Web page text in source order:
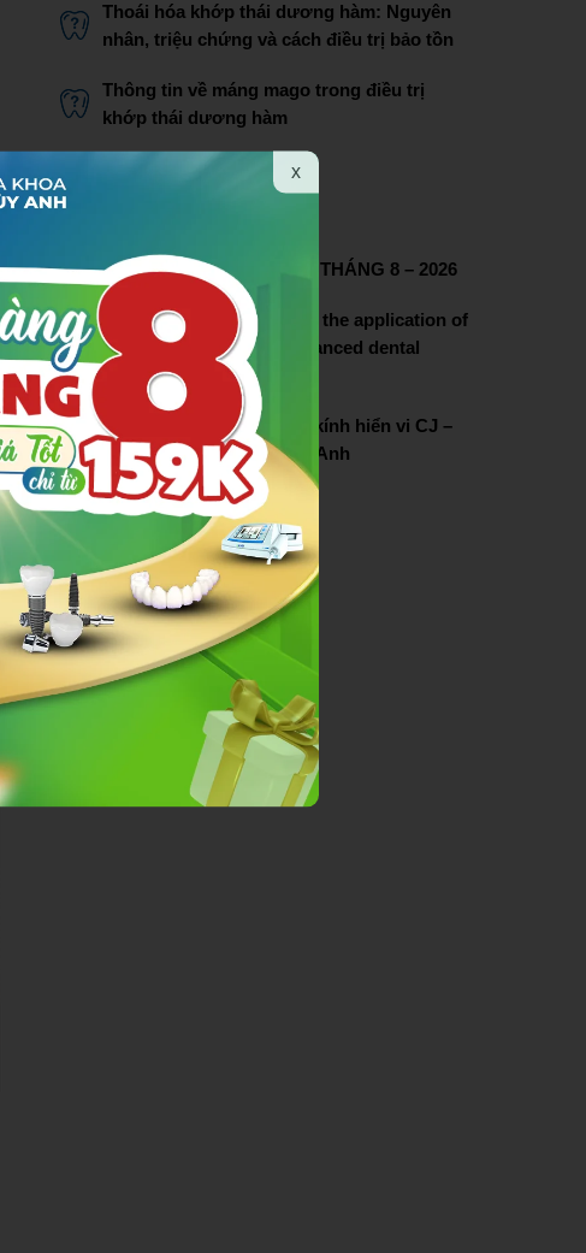
Thoái hóa khớp thái dương hàm: Nguyên
nhân, triệu chứng và cách điều trị bảo tồn
Thông tin về máng mago trong điều trị
khớp thái dương hàm
Bác sĩ Phạm Thị Lâm
CHƯƠNG TRÌNH ƯU ĐÃI THÁNG 8 – 2026
Thuy Anh dental pioneers the application of
dental microscopy in advanced dental
treatment
Lễ chuyển giao hệ thống kính hiển vi CJ –
OPTIK tại nha khoa Thùy Anh
x